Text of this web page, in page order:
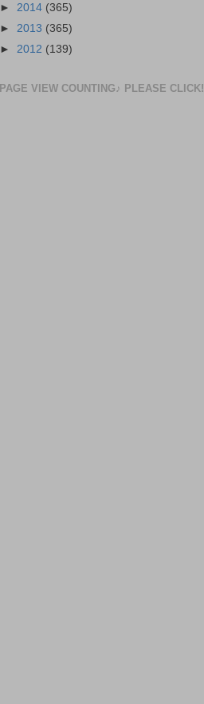
► 2014 (365)
► 2013 (365)
► 2012 (139)
PAGE VIEW COUNTING♪ PLEASE CLICK!